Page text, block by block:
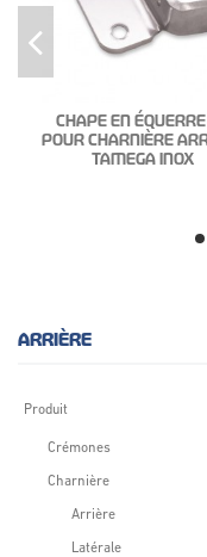
CHAPE EN
POUR CHARNIÈRE
TAMEGA INOX
ARRIÈRE
Produit
Crémones
Charnière
Arrière
Latérale